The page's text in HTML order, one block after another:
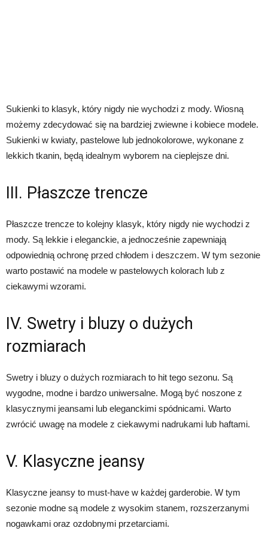
Sukienki to klasyk, który nigdy nie wychodzi z mody. Wiosną
możemy zdecydować się na bardziej zwiewne i kobiece modele.
Sukienki w kwiaty, pastelowe lub jednokolorowe, wykonane z
lekkich tkanin, będą idealnym wyborem na cieplejsze dni.
III. Płaszcze trencze
Płaszcze trencze to kolejny klasyk, który nigdy nie wychodzi z
mody. Są lekkie i eleganckie, a jednocześnie zapewniają
odpowiednią ochronę przed chłodem i deszczem. W tym sezonie
warto postawić na modele w pastelowych kolorach lub z
ciekawymi wzorami.
IV. Swetry i bluzy o dużych
rozmiarach
Swetry i bluzy o dużych rozmiarach to hit tego sezonu. Są
wygodne, modne i bardzo uniwersalne. Mogą być noszone z
klasycznymi jeansami lub eleganckimi spódnicami. Warto
zwrócić uwagę na modele z ciekawymi nadrukami lub haftami.
V. Klasyczne jeansy
Klasyczne jeansy to must-have w każdej garderobie. W tym
sezonie modne są modele z wysokim stanem, rozszerzanymi
nogawkami oraz ozdobnymi przetarciami.